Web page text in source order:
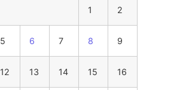
1 2
5 6 7 8 9
12 13 14 15 16